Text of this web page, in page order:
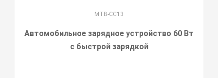
MTB-CC13
Автомобильное зарядное устройство 60 Вт
с быстрой зарядкой